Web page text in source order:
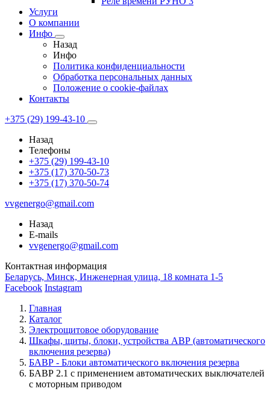
Услуги
О компании
Инфо
Назад
Инфо
Политика конфиденциальности
Обработка персональных данных
Положение о cookie-файлах
Контакты
+375 (29) 199-43-10
Назад
Телефоны
+375 (29) 199-43-10
+375 (17) 370-50-73
+375 (17) 370-50-74
vvgenergo@gmail.com
Назад
E-mails
vvgenergo@gmail.com
Контактная информация
Беларусь, Минск, Инженерная улица, 18 комната 1-5
Facebook Instagram
Главная
Каталог
Электрощитовое оборудование
Шкафы, щиты, блоки, устройства АВР (автоматического
включения резерва)
БАВР - Блоки автоматического включения резерва
БАВР 2.1 с применением автоматических выключателей
с моторным приводом